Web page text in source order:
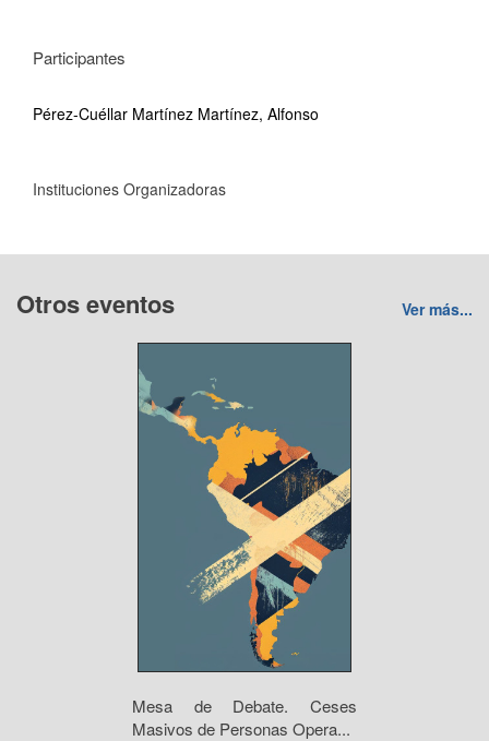
Participantes
Pérez-Cuéllar Martínez Martínez, Alfonso
Instituciones Organizadoras
Otros eventos Ver más...
Mesa de Debate. Ceses
Masivos de Personas Opera...